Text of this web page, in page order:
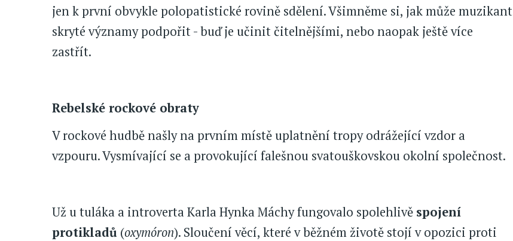
jen k první obvykle polopatistické rovině sdělení. Všimněme si, jak může muzikant
skryté významy podpořit - buď je učinit čitelnějšími, nebo naopak ještě více
zastřít.
Rebelské rockové obraty
V rockové hudbě našly na prvním místě uplatnění tropy odrážející vzdor a
vzpouru. Vysmívající se a provokující falešnou svatouškovskou okolní společnost.
Už u tuláka a introverta Karla Hynka Máchy fungovalo spolehlivě spojení
protikladů (oxymóron). Sloučení věcí, které v běžném životě stojí v opozici proti